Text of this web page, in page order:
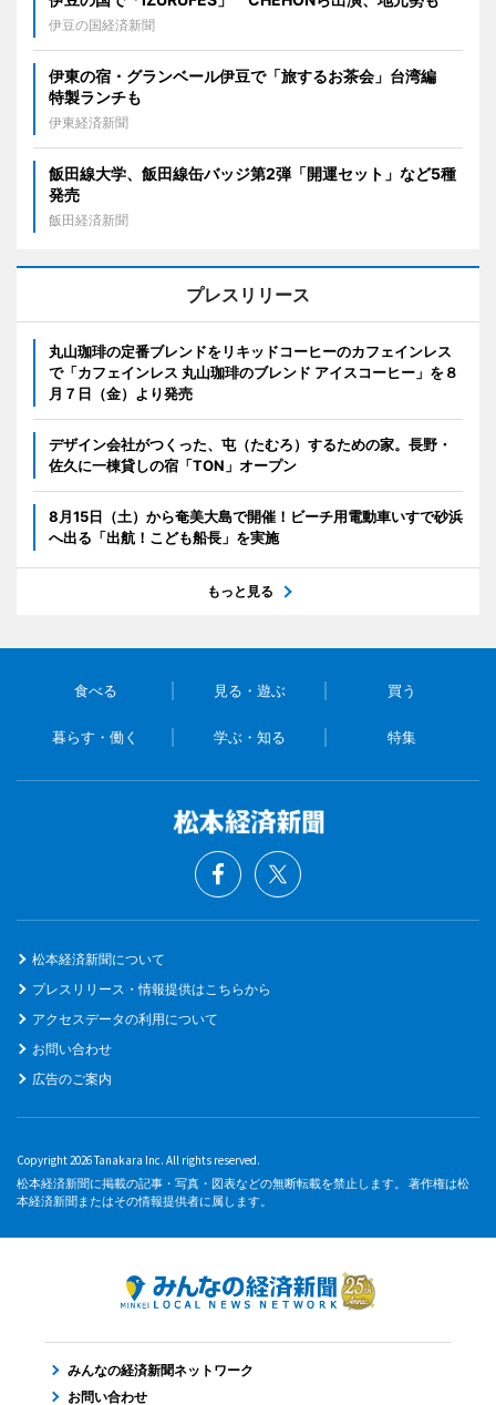
伊豆の国経済新聞
伊東の宿・グランベール伊豆で「旅するお茶会」台湾編
特製ランチも
伊東経済新聞
飯田線大学、飯田線缶バッジ第2弾「開運セット」など5種
発売
飯田経済新聞
プレスリリース
丸山珈琲の定番ブレンドをリキッドコーヒーのカフェインレス
で「カフェインレス 丸山珈琲のブレンド アイスコーヒー」を８
月７日（金）より発売
デザイン会社がつくった、屯（たむろ）するための家。長野・
佐久に一棟貸しの宿「TON」オープン
8月15日（土）から奄美大島で開催！ビーチ用電動車いすで砂浜
へ出る「出航！こども船長」を実施
もっと見る
食べる 見る・遊ぶ 買う
暮らす・働く 学ぶ・知る 特集
松本経済新聞について
プレスリリース・情報提供はこちらから
アクセスデータの利用について
お問い合わせ
広告のご案内
Copyright 2026 Tanakara Inc. All rights reserved.
松本経済新聞に掲載の記事・写真・図表などの無断転載を禁止します。 著作権は松
本経済新聞またはその情報提供者に属します。
みんなの経済新聞ネットワーク
お問い合わせ